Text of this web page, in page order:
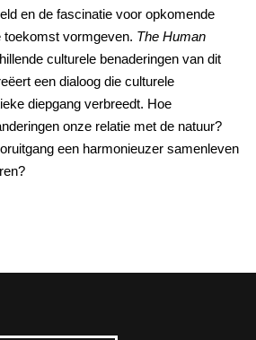
en de fascinatie voor opkomende
toekomst vormgeven. The Human
culturele benaderingen van dit
een dialoog die culturele
diepgang verbreedt. Hoe
onze relatie met de natuur?
een harmonieuzer samenleven